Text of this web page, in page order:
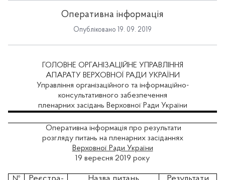
Оперативна інформація
Опубліковано 19. 09. 2019
ГОЛОВНЕ ОРГАНІЗАЦІЙНЕ УПРАВЛІННЯ
АПАРАТУ ВЕРХОВНОЇ РАДИ УКРАЇНИ
Управління організаційного та інформаційно-
консультативного забезпечення
пленарних засідань Верховної Ради України
Оперативна інформація про результати
розгляду питань на пленарних засіданнях
Верховної Ради України
19 вересня 2019 року